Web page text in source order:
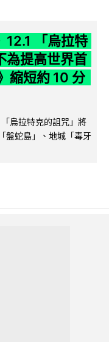
12.1 「烏拉特
為提高世界首
縮短約 10 分
烏拉特克的詛咒」將
盤蛇島」、地城「毒牙